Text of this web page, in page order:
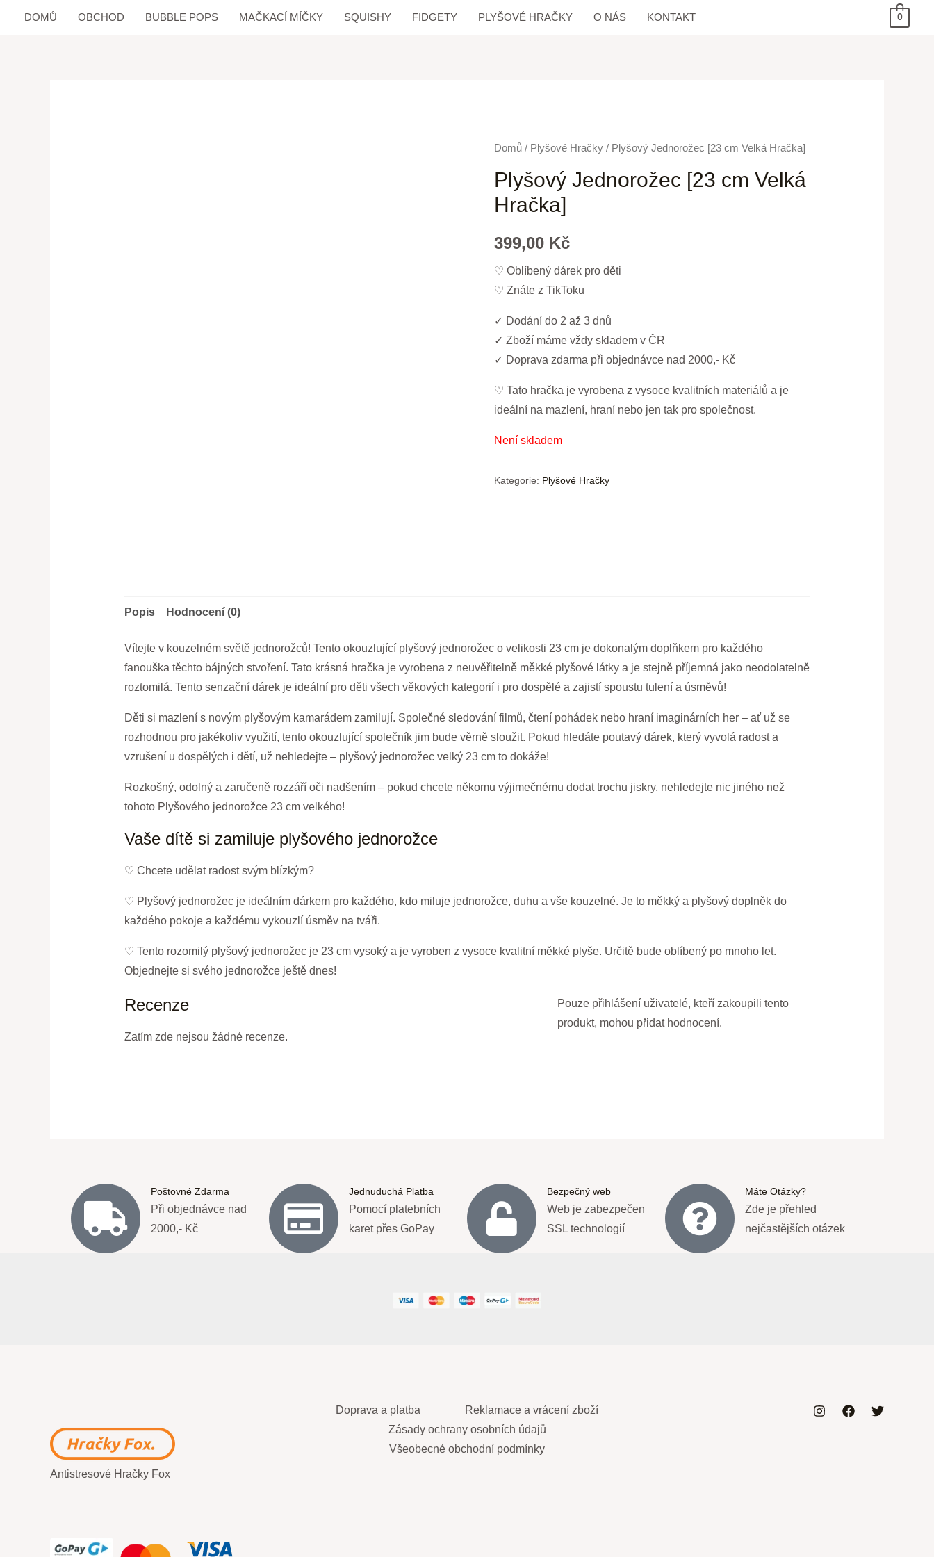
DOMŮ OBCHOD BUBBLE POPS MAČKACÍ MÍČKY SQUISHY FIDGETY PLYŠOVÉ HRAČKY O NÁS KONTAKT 0
Domů / Plyšové Hračky / Plyšový Jednorožec [23 cm Velká Hračka]
Plyšový Jednorožec [23 cm Velká
Hračka]
399,00 Kč
♡ Oblíbený dárek pro děti
♡ Znáte z TikToku
✓ Dodání do 2 až 3 dnů
✓ Zboží máme vždy skladem v ČR
✓ Doprava zdarma při objednávce nad 2000,- Kč
♡ Tato hračka je vyrobena z vysoce kvalitních materiálů a je
ideální na mazlení, hraní nebo jen tak pro společnost.
Není skladem
Kategorie: Plyšové Hračky
Popis Hodnocení (0)
Vítejte v kouzelném světě jednorožců! Tento okouzlující plyšový jednorožec o velikosti 23 cm je dokonalým doplňkem pro každého
fanouška těchto bájných stvoření. Tato krásná hračka je vyrobena z neuvěřitelně měkké plyšové látky a je stejně příjemná jako neodolatelně
roztomilá. Tento senzační dárek je ideální pro děti všech věkových kategorií i pro dospělé a zajistí spoustu tulení a úsměvů!
Děti si mazlení s novým plyšovým kamarádem zamilují. Společné sledování filmů, čtení pohádek nebo hraní imaginárních her – ať už se
rozhodnou pro jakékoliv využití, tento okouzlující společník jim bude věrně sloužit. Pokud hledáte poutavý dárek, který vyvolá radost a
vzrušení u dospělých i dětí, už nehledejte – plyšový jednorožec velký 23 cm to dokáže!
Rozkošný, odolný a zaručeně rozzáří oči nadšením – pokud chcete někomu výjimečnému dodat trochu jiskry, nehledejte nic jiného než
tohoto Plyšového jednorožce 23 cm velkého!
Vaše dítě si zamiluje plyšového jednorožce
♡ Chcete udělat radost svým blízkým?
♡ Plyšový jednorožec je ideálním dárkem pro každého, kdo miluje jednorožce, duhu a vše kouzelné. Je to měkký a plyšový doplněk do
každého pokoje a každému vykouzlí úsměv na tváři.
♡ Tento rozomilý plyšový jednorožec je 23 cm vysoký a je vyroben z vysoce kvalitní měkké plyše. Určitě bude oblíbený po mnoho let.
Objednejte si svého jednorožce ještě dnes!
Recenze
Zatím zde nejsou žádné recenze.
Pouze přihlášení uživatelé, kteří zakoupili tento
produkt, mohou přidat hodnocení.
Poštovné Zdarma
Při objednávce nad
2000,- Kč
Jednuduchá Platba
Pomocí platebních
karet přes GoPay
Bezpečný web
Web je zabezpečen
SSL technologií
Máte Otázky?
Zde je přehled
nejčastějších otázek
Antistresové Hračky Fox
Doprava a platba
Reklamace a vrácení zboží
Zásady ochrany osobních údajů
Všeobecné obchodní podmínky